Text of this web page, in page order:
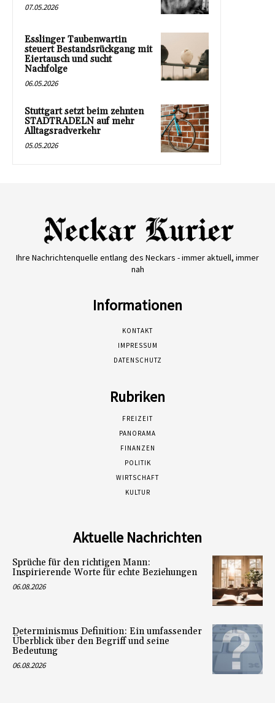
07.05.2026
Esslinger Taubenwartin
steuert Bestandsrückgang mit
Eiertausch und sucht
Nachfolge
06.05.2026
Stuttgart setzt beim zehnten
STADTRADELN auf mehr
Alltagsradverkehr
05.05.2026
Ihre Nachrichtenquelle entlang des Neckars - immer aktuell, immer
nah
Informationen
KONTAKT
IMPRESSUM
DATENSCHUTZ
Rubriken
FREIZEIT
PANORAMA
FINANZEN
POLITIK
WIRTSCHAFT
KULTUR
Aktuelle Nachrichten
Sprüche für den richtigen Mann:
Inspirierende Worte für echte Beziehungen
06.08.2026
Determinismus Definition: Ein umfassender
Überblick über den Begriff und seine
Bedeutung
06.08.2026